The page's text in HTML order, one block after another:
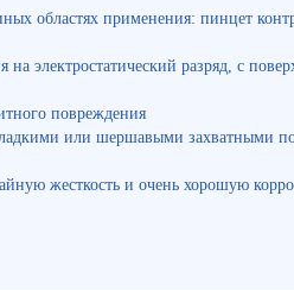
областях применения: пинцет
электростатический разряд, с
повреждения
или шершавыми захватными
жесткость и очень хорошую